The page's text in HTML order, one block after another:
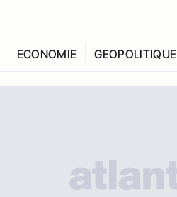
ECONOMIE GEOPOLITIQUE